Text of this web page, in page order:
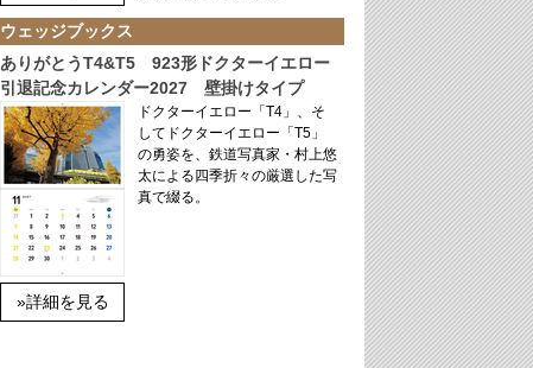
ウェッジブックス
ありがとうT4&T5 923形ドクターイエロー
引退記念カレンダー2027 壁掛けタイプ
»詳細を見る
ドクターイエロー「T4」、そ
してドクターイエロー「T5」
の勇姿を、鉄道写真家・村上悠
太による四季折々の厳選した写
真で綴る。